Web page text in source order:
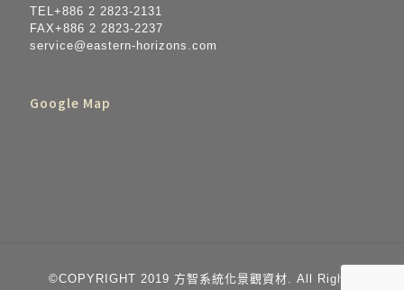
TEL+886 2 2823-2131
FAX+886 2 2823-2237
service@eastern-horizo​​ns.com
Google Map
©COPYRIGHT 2019 方智系統化景觀資材. All Rights